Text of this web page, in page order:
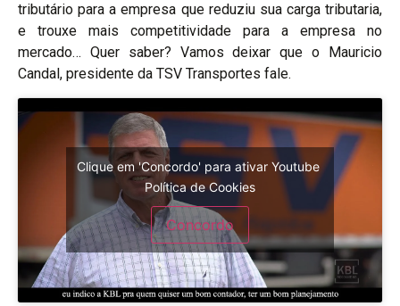
tributário para a empresa que reduziu sua carga tributaria,
e trouxe mais competitividade para a empresa no
mercado… Quer saber? Vamos deixar que o Mauricio
Candal, presidente da TSV Transportes fale.
Clique em 'Concordo' para ativar Youtube
Política de Cookies
Concordo